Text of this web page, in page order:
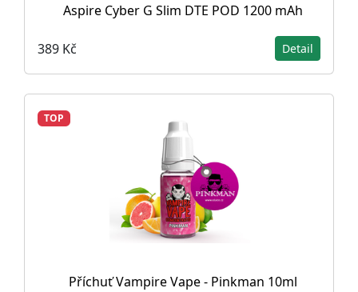
Aspire Cyber G Slim DTE POD 1200 mAh
389 Kč Detail
TOP
Příchuť Vampire Vape - Pinkman 10ml